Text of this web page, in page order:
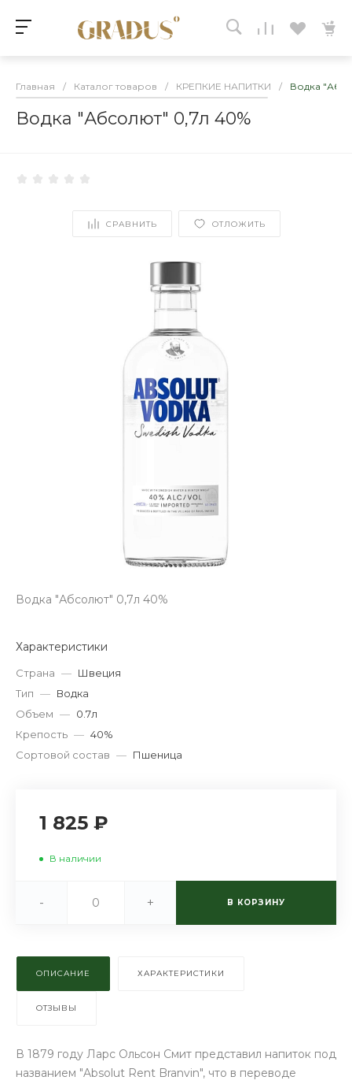
Главная / Каталог товаров / КРЕПКИЕ НАПИТКИ / Водка
Водка "Абсолют" 0,7л 40%
СРАВНИТЬ ОТЛОЖИТЬ
Водка "Абсолют" 0,7л 40%
Характеристики
Страна — Швеция
Тип — Водка
Объем — 0.7л
Крепость — 40%
Сортовой состав — Пшеница
1 825 ₽
В наличии
- + В КОРЗИНУ
ОПИСАНИЕ ХАРАКТЕРИСТИКИ
ОТЗЫВЫ
В 1879 году Ларс Ольсон Смит представил напиток под
названием "Absolut Rent Branvin", что в переводе